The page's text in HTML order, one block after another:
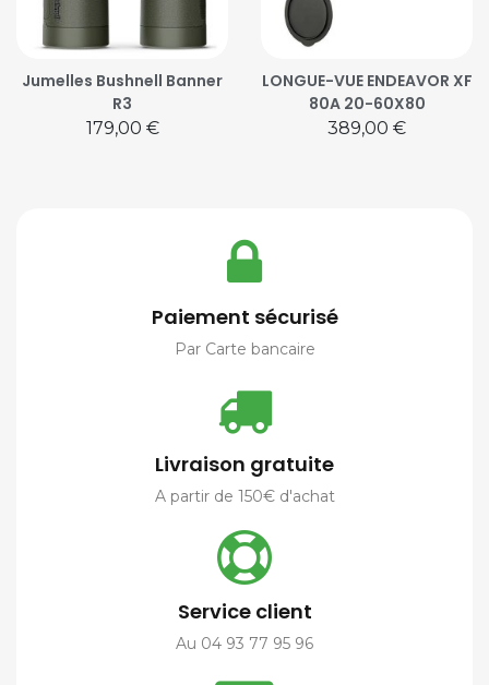
Jumelles Bushnell Banner
R3
Prix
179,00 €
LONGUE-VUE ENDEAVOR XF
80A 20-60X80
Prix
389,00 €
Paiement sécurisé
Par Carte bancaire
Livraison gratuite
A partir de 150€ d'achat
Service client
Au 04 93 77 95 96